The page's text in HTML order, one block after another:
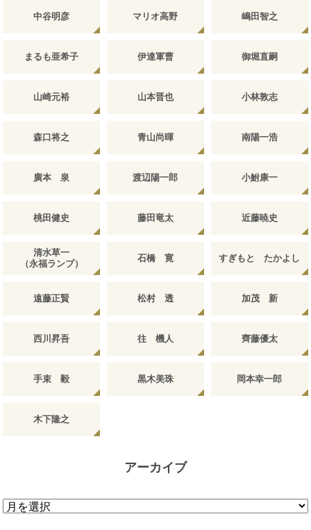
中谷明彦 マリオ高野 嶋田智之
まるも亜希子 伊達軍曹 御堀直嗣
山崎元裕 山本晋也 小林敦志
森口将之 青山尚暉 南陽一浩
廣本 泉 渡辺陽一郎 小鮒康一
桃田健史 藤田竜太 近藤暁史
清水草一
（永福ランプ）
石橋 寛 すぎもと たかよし
遠藤正賢 松村 透 加茂 新
西川昇吾 往 機人 齊藤優太
手束 毅 黒木美珠 岡本幸一郎
木下隆之
アーカイブ
ア